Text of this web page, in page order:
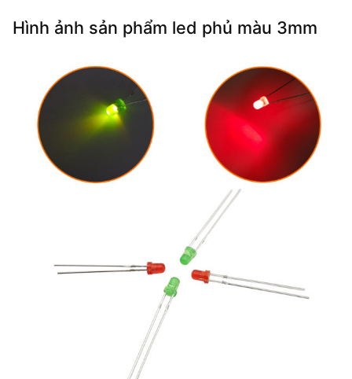
Hình ảnh sản phẩm led phủ màu 3mm